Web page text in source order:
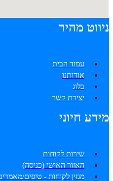
ניווט מהיר
עמוד הבית
אודותנו
בלוג
יצירת קשר
מידע חיוני
שירות לקוחות
האזור האישי (כניסה)
מגזין לקוחות - טיפים/מאמרים